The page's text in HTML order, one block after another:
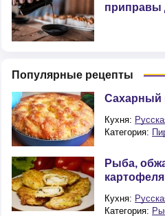
приправы
Популярные рецепты
Сахарный
Кухня:
Категория:
Рыба,
картофеля
Кухня:
Категория: